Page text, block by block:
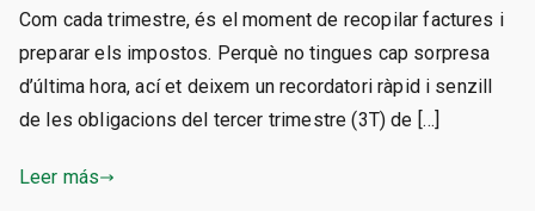
Com cada trimestre, és el moment de recopilar factures i
preparar els impostos. Perquè no tingues cap sorpresa
d’última hora, ací et deixem un recordatori ràpid i senzill
de les obligacions del tercer trimestre (3T) de […]
Leer más